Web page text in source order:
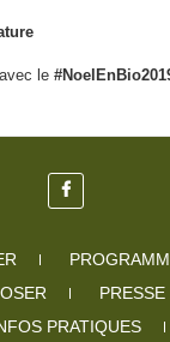
le
PRESSE
PRATIQUES